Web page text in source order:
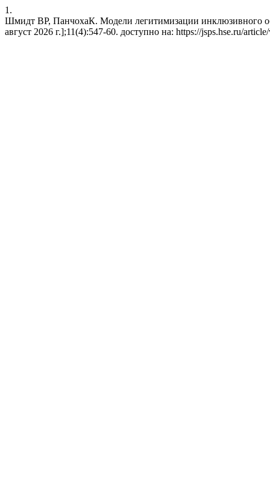
1.
Шмидт ВР, ПанчохаК. Модели легитимизации инклюзивного
август 2026 г.];11(4):547-60. доступно на: https://jsps.hse.ru/